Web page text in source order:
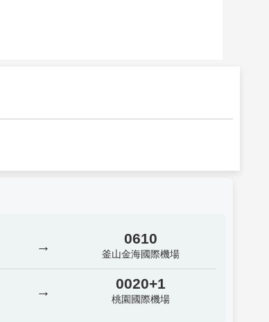
→ 0610
釜山金海國際機場
→ 0020+1
桃園國際機場